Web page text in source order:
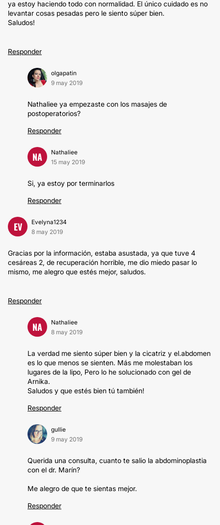
ya estoy haciendo todo con normalidad. El único cuidado es no
levantar cosas pesadas pero le siento súper bien.
Saludos!
Responder
olgapatin
9 may 2019
Nathaliee ya empezaste con los masajes de
postoperatorios?
Responder
NA
Nathaliee
15 may 2019
Si, ya estoy por terminarlos
Responder
EV
Evelyna1234
8 may 2019
Gracias por la información, estaba asustada, ya que tuve 4
cesáreas 2, de recuperación horrible, me dio miedo pasar lo
mismo, me alegro que estés mejor, saludos.
Responder
NA
Nathaliee
8 may 2019
La verdad me siento súper bien y la cicatriz y el.abdomen
es lo que menos se sienten. Más me molestaban los
lugares de la lipo, Pero lo he solucionado con gel de
Arnika.
Saludos y que estés bien tú también!
Responder
gullie
9 may 2019
Querida una consulta, cuanto te salio la abdominoplastia
con el dr. Marín?
Me alegro de que te sientas mejor.
Responder